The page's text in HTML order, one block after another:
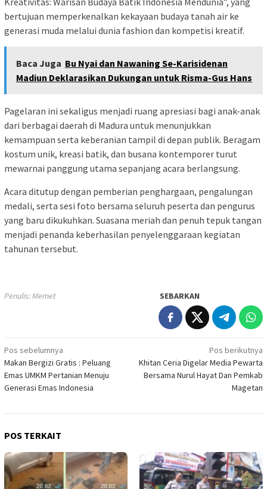
bertujuan memperkenalkan kekayaan budaya tanah air ke
generasi muda melalui dunia fashion dan kompetisi kreatif.
Baca Juga Bu Nyai dan Nawaning Se-Karisidenan
Madiun Deklarasikan Dukungan untuk Risma-Gus Hans
Pagelaran ini sekaligus menjadi ruang apresiasi bagi anak-anak
dari berbagai daerah di Madura untuk menunjukkan
kemampuan serta keberanian tampil di depan publik. Beragam
kostum unik, kreasi batik, dan busana kontemporer turut
mewarnai panggung utama sepanjang acara berlangsung.
Acara ditutup dengan pemberian penghargaan, pengalungan
medali, serta sesi foto bersama seluruh peserta dan pengurus
yang baru dikukuhkan. Suasana meriah dan penuh tepuk tangan
menjadi penanda keberhasilan penyelenggaraan kegiatan
tahunan tersebut.
Penulis: Memet SEBARKAN
Navigasi
pos
Pos sebelumnya
Makan Bergizi Gratis : Peluang
Emas UMKM Pertanian Menuju
Generasi Emas Indonesia
Pos berikutnya
Khitan Ceria Digelar Media Pewarta
Bersama Nurul Hayat Dan Pemkab
Magetan
POS TERKAIT